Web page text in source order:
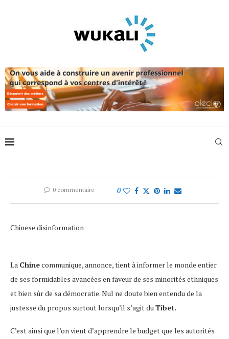
0 commentaire 0
Chinese disinformation
La Chinecommunique, annonce, tient à informer le monde entier
de ses formidables avancées en faveur de ses minorités ethniques
et bien sûr de sa démocratie. Nul ne doute bien entendu de la
justesse du propos surtout lorsqu’il s’agit du Tibet.
C’est ainsi que l’on vient d’apprendre le budget que les autorités